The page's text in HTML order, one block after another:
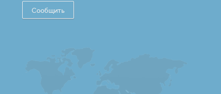
Сообщить